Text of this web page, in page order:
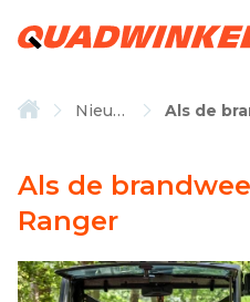
Nieuws
Als de
Ranger